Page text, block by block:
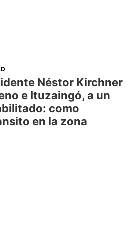
Néstor Kirchner
e Ituzaingó, a un
como
en la zona